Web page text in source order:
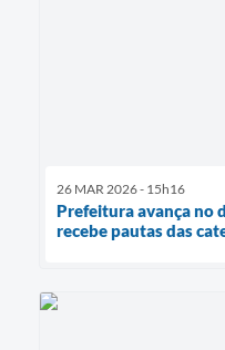
26 MAR 2026 - 15h16
Prefeitura avança no
recebe pautas das